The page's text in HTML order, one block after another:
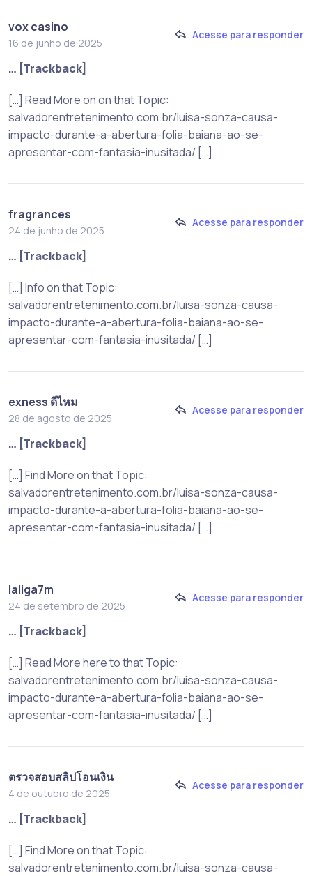
vox casino
16 de junho de 2025
Acesse para responder
… [Trackback]
[…] Read More on on that Topic:
salvadorentretenimento.com.br/luisa-sonza-causa-
impacto-durante-a-abertura-folia-baiana-ao-se-
apresentar-com-fantasia-inusitada/ […]
fragrances
24 de junho de 2025
Acesse para responder
… [Trackback]
[…] Info on that Topic:
salvadorentretenimento.com.br/luisa-sonza-causa-
impacto-durante-a-abertura-folia-baiana-ao-se-
apresentar-com-fantasia-inusitada/ […]
exness ดีไหม
28 de agosto de 2025
Acesse para responder
… [Trackback]
[…] Find More on that Topic:
salvadorentretenimento.com.br/luisa-sonza-causa-
impacto-durante-a-abertura-folia-baiana-ao-se-
apresentar-com-fantasia-inusitada/ […]
laliga7m
24 de setembro de 2025
Acesse para responder
… [Trackback]
[…] Read More here to that Topic:
salvadorentretenimento.com.br/luisa-sonza-causa-
impacto-durante-a-abertura-folia-baiana-ao-se-
apresentar-com-fantasia-inusitada/ […]
ตรวจสอบสลิปโอนเงิน
4 de outubro de 2025
Acesse para responder
… [Trackback]
[…] Find More on that Topic:
salvadorentretenimento.com.br/luisa-sonza-causa-